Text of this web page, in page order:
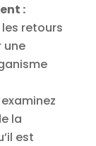
:
retours
une
la
est